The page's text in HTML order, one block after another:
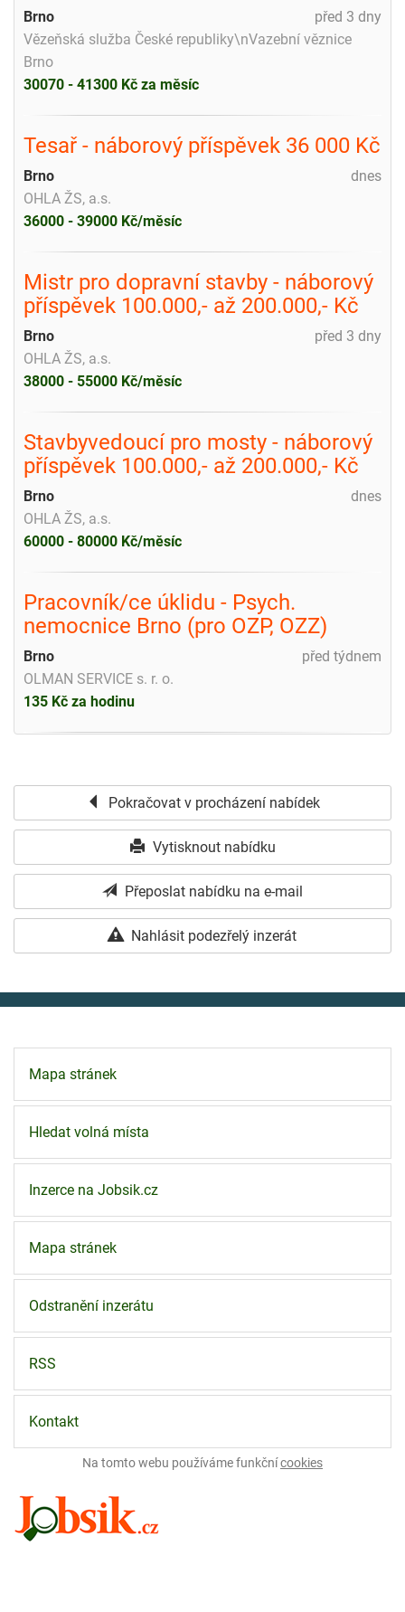
před 3 dny
Brno
Vězeňská služba České republiky\nVazební věznice
Brno
30070 - 41300 Kč za měsíc
Tesař - náborový příspěvek 36 000 Kč
dnes
Brno
OHLA ŽS, a.s.
36000 - 39000 Kč/měsíc
Mistr pro dopravní stavby - náborový
příspěvek 100.000,- až 200.000,- Kč
před 3 dny
Brno
OHLA ŽS, a.s.
38000 - 55000 Kč/měsíc
Stavbyvedoucí pro mosty - náborový
příspěvek 100.000,- až 200.000,- Kč
dnes
Brno
OHLA ŽS, a.s.
60000 - 80000 Kč/měsíc
Pracovník/ce úklidu - Psych.
nemocnice Brno (pro OZP, OZZ)
před týdnem
Brno
OLMAN SERVICE s. r. o.
135 Kč za hodinu
Pokračovat v procházení nabídek
Vytisknout nabídku
Přeposlat nabídku na e-mail
Nahlásit podezřelý inzerát
Mapa stránek
Hledat volná místa
Inzerce na Jobsik.cz
Mapa stránek
Odstranění inzerátu
RSS
Kontakt
Na tomto webu používáme funkčnícookies